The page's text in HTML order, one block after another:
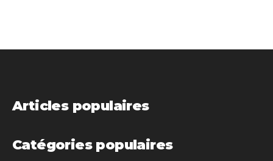
Articles populaires
Catégories populaires